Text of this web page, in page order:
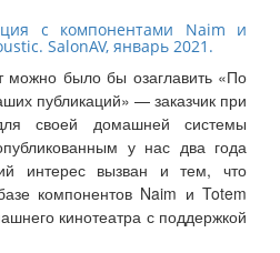
с компонентами Naim и
SalonAV, январь 2021.
можно было бы озаглавить «По
публикаций» — заказчик при
своей домашней системы
у нас два года
интерес вызван и тем, что
компонентов Naim и Totem
кинотеатра с поддержкой